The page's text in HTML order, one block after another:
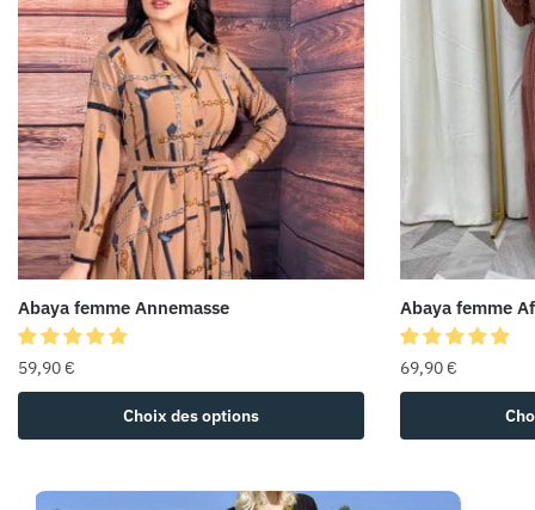
Abaya femme Annemasse
59,90€
Choix des options
Abaya femme
69,90€